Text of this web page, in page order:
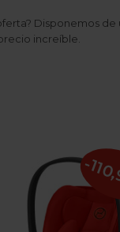
Disponemos
increíble.
-